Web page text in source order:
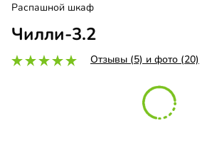
Распашной шкаф
Чилли-3.2
Отзывы (5) и фото (20)